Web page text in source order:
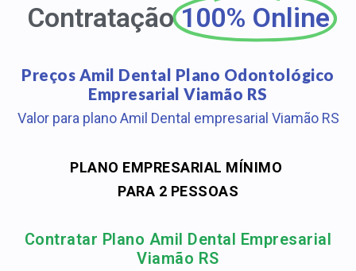
Contratação 100% Online
Preços Amil Dental Plano Odontológico
Empresarial Viamão RS
Valor para plano Amil Dental empresarial Viamão RS
PLANO EMPRESARIAL MÍNIMO
PARA 2 PESSOAS
Contratar Plano Amil Dental Empresarial
Viamão RS